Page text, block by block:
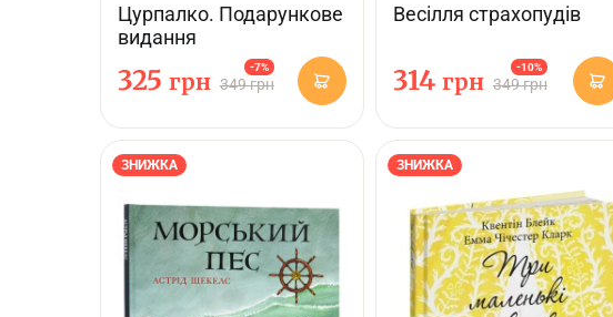
Цурпалко. Подарункове
видання
349 грн
-7%
325 грн
Весілля страхопудів
349 грн
-10%
314 грн
ЗНИЖКА ЗНИЖКА